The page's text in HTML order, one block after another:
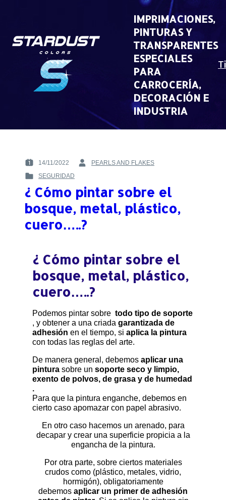
IMPRIMACIONES,
PINTURAS Y
TRANSPARENTES
ESPECIALES
PARA
CARROCERÍA,
DECORACIÓN E
INDUSTRIA
POSTED
ON
14/11/2022
BY
PEARLS AND FLAKES
POSTED
IN
SEGURIDAD
¿ Cómo pintar sobre el
bosque, metal, plástico,
cuero…..?
¿ Cómo pintar sobre el
bosque, metal, plástico,
cuero…..?
Podemos pintar sobre todo tipo de soporte
, y obtener a una criada garantizada de
adhesión en el tiempo, si aplica la pintura
con todas las reglas del arte.
De manera general, debemos aplicar una
pintura sobre un soporte seco y limpio,
exento de polvos, de grasa y de humedad
.
Para que la pintura enganche, debemos en
cierto caso apomazar con papel abrasivo.
En otro caso hacemos un arenado, para
decapar y crear una superficie propicia a la
engancha de la pintura.
Por otra parte, sobre ciertos materiales
crudos como (plástico, metales, vidrio,
hormigón), obligatoriamente
debemos aplicar un primer de adhesión